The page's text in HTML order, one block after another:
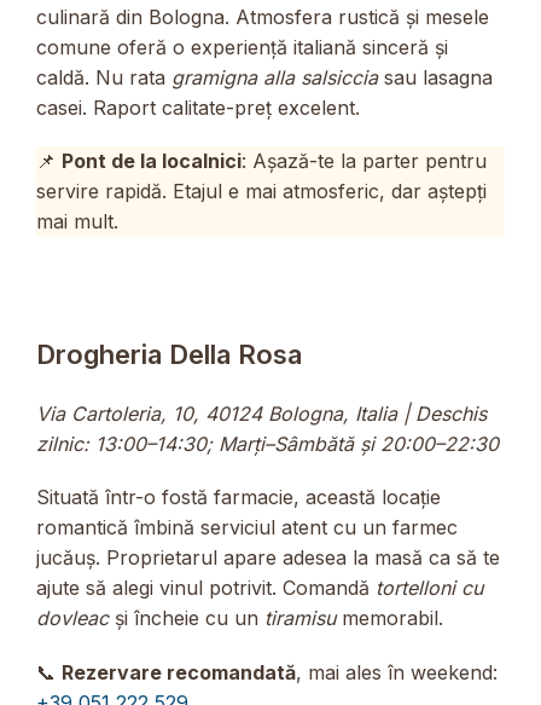
culinară din Bologna. Atmosfera rustică și mesele
comune oferă o experiență italiană sinceră și
caldă. Nu rata gramigna alla salsicciasau lasagna
casei. Raport calitate-preț excelent.
📌 Pont de la localnici: Așază-te la parter pentru
servire rapidă. Etajul e mai atmosferic, dar aștepți
mai mult.
Drogheria Della Rosa
Via Cartoleria, 10, 40124 Bologna, Italia | Deschis
zilnic: 13:00–14:30; Marți–Sâmbătă și 20:00–22:30
Situată într-o fostă farmacie, această locație
romantică îmbină serviciul atent cu un farmec
jucăuș. Proprietarul apare adesea la masă ca să te
ajute să alegi vinul potrivit. Comandă tortelloni cu
dovleacși încheie cu un tiramisumemorabil.
📞 Rezervare recomandată, mai ales în weekend: